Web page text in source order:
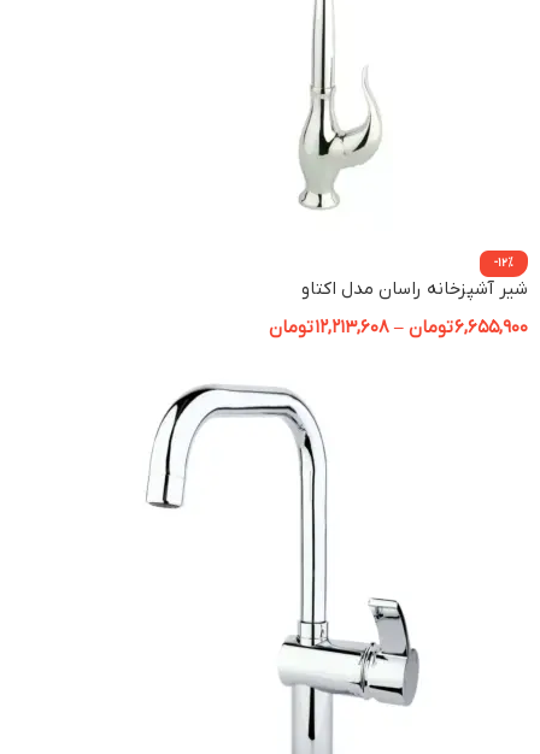
-12%
شیر آشپزخانه راسان مدل اکتاو
6,655,900تومان –
12,213,608تومان